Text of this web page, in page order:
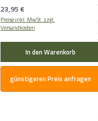
Regulärer Preis:
23,95 €
Preise inkl. MwSt. zzgl.
Versandkosten
In den Warenkorb
günstigeren Preis anfragen